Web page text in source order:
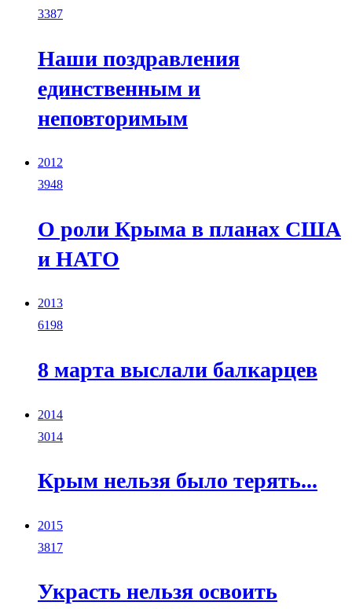
3387
Наши поздравления
единственным и
неповторимым
2012
3948
О роли Крыма в планах США
и НАТО
2013
6198
8 марта выслали балкарцев
2014
3014
Крым нельзя было терять...
2015
3817
Украсть нельзя освоить